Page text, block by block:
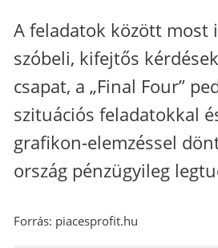
A feladatok között most
szóbeli, kifejtős
csapat, a „Final Four”
szituációs feladatokkal
grafikon-elemzéssel
ország pénzügyileg
Forrás: piacesprofit.hu